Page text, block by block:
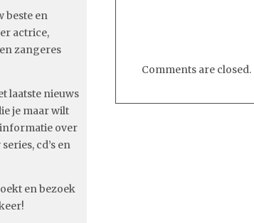
beste en
actrice,
zangeres
laatste nieuws
je maar wilt
over
cd’s en
en bezoek
Comments are closed.